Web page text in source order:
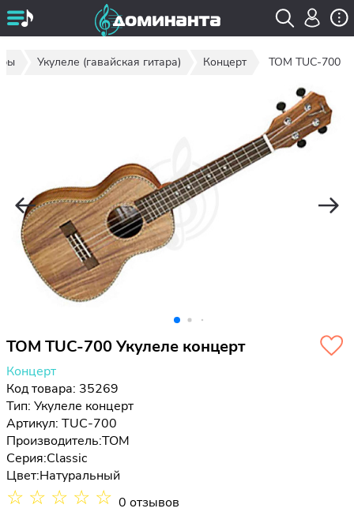
Укулеле (гавайская гитара) Концерт TOM TUC-700
TOM TUC-700 Укулеле концерт
Концерт
Код товара: 35269
Тип: Укулеле концерт
Артикул: TUC-700
Производитель:TOM
Серия:Classic
Цвет:Натуральный
☆ ☆ ☆ ☆ ☆ 0 отзывов